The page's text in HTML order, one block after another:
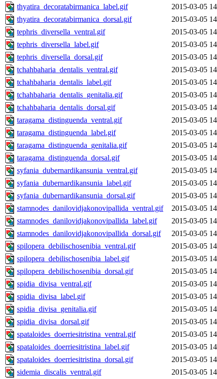
thyatira_decoratabirmanica_label.gif
2015-03-05
thyatira_decoratabirmanica_dorsal.gif
2015-03-05
tephris_diversella_ventral.gif
2015-03-05
tephris_diversella_label.gif
2015-03-05
tephris_diversella_dorsal.gif
2015-03-05
tchahbaharia_dentalis_ventral.gif
2015-03-05
tchahbaharia_dentalis_label.gif
2015-03-05
tchahbaharia_dentalis_genitalia.gif
2015-03-05
tchahbaharia_dentalis_dorsal.gif
2015-03-05
taragama_distinguenda_ventral.gif
2015-03-05
taragama_distinguenda_label.gif
2015-03-05
taragama_distinguenda_genitalia.gif
2015-03-05
taragama_distinguenda_dorsal.gif
2015-03-05
syfania_dubernardikansunia_ventral.gif
2015-03-05
syfania_dubernardikansunia_label.gif
2015-03-05
syfania_dubernardikansunia_dorsal.gif
2015-03-05
stamnodes_danilovidjakonovipallida_ventral.gif
2015-03-05
stamnodes_danilovidjakonovipallida_label.gif
2015-03-05
stamnodes_danilovidjakonovipallida_dorsal.gif
2015-03-05
spilopera_debilischosenibia_ventral.gif
2015-03-05
spilopera_debilischosenibia_label.gif
2015-03-05
spilopera_debilischosenibia_dorsal.gif
2015-03-05
spidia_divisa_ventral.gif
2015-03-05
spidia_divisa_label.gif
2015-03-05
spidia_divisa_genitalia.gif
2015-03-05
spidia_divisa_dorsal.gif
2015-03-05
spataloides_doerriesitristina_ventral.gif
2015-03-05
spataloides_doerriesitristina_label.gif
2015-03-05
spataloides_doerriesitristina_dorsal.gif
2015-03-05
sidemia_discalis_ventral.gif
2015-03-05